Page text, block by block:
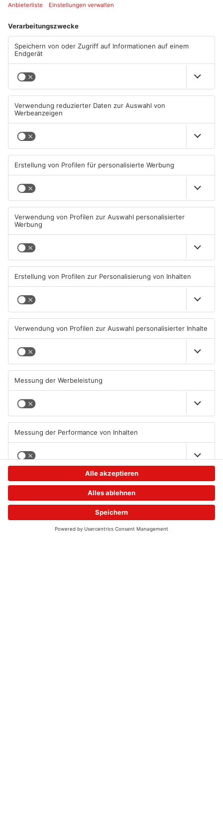
den Originalzeichnungen der Zeichentrickserie entstanden.
Minuten und ist geeignet für Kinder ab 3 Jahren.
Karten nur an der Tageskasse – ab 30 Min. vor Beginn
Eintritt: €10,-
INFO: 0177 – 332 22 27
Datum und Uhrzeit
Do. 20. Apr. 2023, 16:00 Uhr - Do. 20. Apr. 2023, 20:00 Uhr
ICAL GOOGLE YAHOO
Standort
Riesensaal Seligenstadt
Sackgasse 14
63500 Seligenstadt